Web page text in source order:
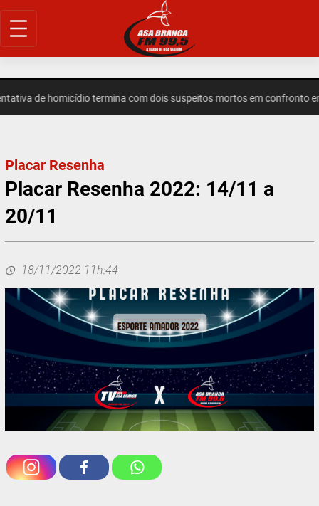
Pular
para
de homicídio termina com dois suspeitos mortos em confronto em
Placar Resenha
Placar Resenha 2022: 14/11 a
20/11
18/11/2022 11h:44